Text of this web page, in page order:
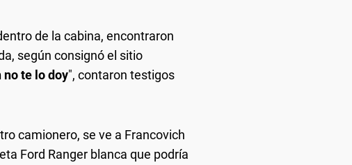
de la cabina, encontraron
según consignó el sitio
te lo doy", contaron testigos
camionero, se ve a Francovich
Ford Ranger blanca que podría